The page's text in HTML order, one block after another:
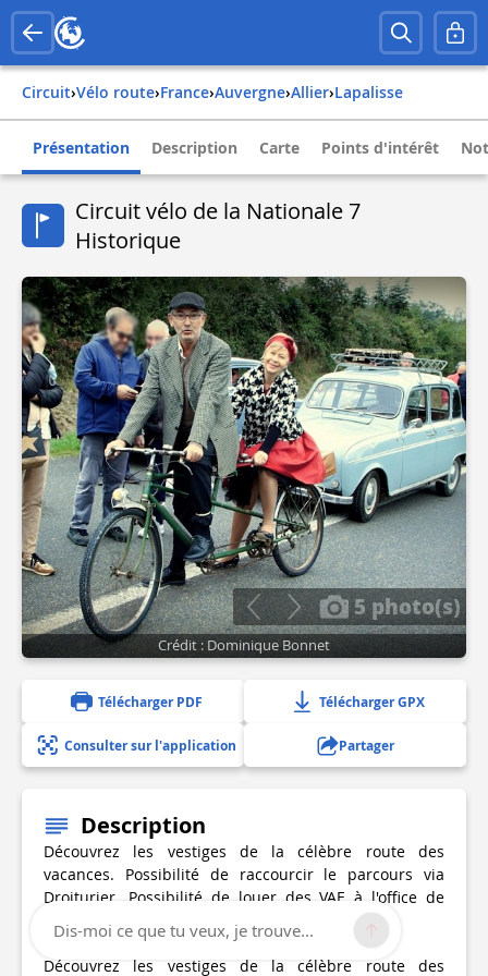
Circuit› Vélo route› france› auvergne› allier› lapalisse
Présentation Description Carte Points d'intérêt
Circuit vélo de la Nationale 7
Historique
5 photo(s)
Crédit : Dominique Bonnet
Télécharger PDF Télécharger GPX
Consulter sur l'application Partager
Description
Découvrez les vestiges de la célèbre route des
vacances. Possibilité de raccourcir le parcours via
Droiturier. Possibilité de louer des VAE à l'office de
tourisme.
Découvrez les vestiges de la célèbre route des
Dis-moi ce que tu veux, je trouve...